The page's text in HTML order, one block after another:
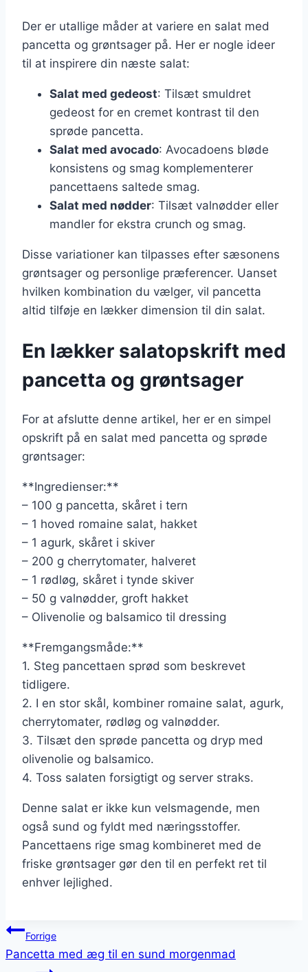
Der er utallige måder at variere en salat med
pancetta og grøntsager på. Her er nogle ideer
til at inspirere din næste salat:
Salat med gedeost: Tilsæt smuldret
gedeost for en cremet kontrast til den
sprøde pancetta.
Salat med avocado: Avocadoens bløde
konsistens og smag komplementerer
pancettaens saltede smag.
Salat med nødder: Tilsæt valnødder eller
mandler for ekstra crunch og smag.
Disse variationer kan tilpasses efter sæsonens
grøntsager og personlige præferencer. Uanset
hvilken kombination du vælger, vil pancetta
altid tilføje en lækker dimension til din salat.
En lækker salatopskrift med
pancetta og grøntsager
For at afslutte denne artikel, her er en simpel
opskrift på en salat med pancetta og sprøde
grøntsager:
**Ingredienser:**
– 100 g pancetta, skåret i tern
– 1 hoved romaine salat, hakket
– 1 agurk, skåret i skiver
– 200 g cherrytomater, halveret
– 1 rødløg, skåret i tynde skiver
– 50 g valnødder, groft hakket
– Olivenolie og balsamico til dressing
**Fremgangsmåde:**
1. Steg pancettaen sprød som beskrevet
tidligere.
2. I en stor skål, kombiner romaine salat, agurk,
cherrytomater, rødløg og valnødder.
3. Tilsæt den sprøde pancetta og dryp med
olivenolie og balsamico.
4. Toss salaten forsigtigt og server straks.
Denne salat er ikke kun velsmagende, men
også sund og fyldt med næringsstoffer.
Pancettaens rige smag kombineret med de
friske grøntsager gør den til en perfekt ret til
enhver lejlighed.
Indlægsnavigation
Forrige
Pancetta med æg til en sund morgenmad